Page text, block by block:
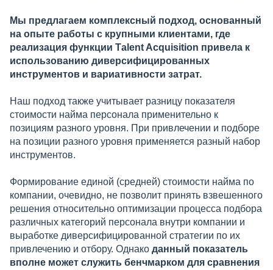
Мы предлагаем комплексный подход, основанный
на опыте работы с крупными клиентами, где
реализация функции Тalent Acquisition привела к
использованию диверсифицированных
инструментов и вариативности затрат.
Наш подход также учитывает разницу показателя
стоимости найма персонала применительно к
позициям разного уровня. При привлечении и подборе
на позиции разного уровня применяется разный набор
инструментов.
Формирование единой (средней) стоимости найма по
компании, очевидно, не позволит принять взвешенного
решения относительно оптимизации процесса подбора
различных категорий персонала внутри компании и
выработке диверсифицированной стратегии по их
привлечению и отбору. Однако данный показатель
вполне может служить бенчмарком для сравнения